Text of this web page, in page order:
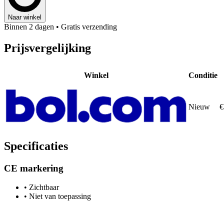
Naar winkel
Binnen 2 dagen • Gratis verzending
Prijsvergelijking
Winkel Conditie
Nieuw
Specificaties
CE markering
• Zichtbaar
• Niet van toepassing